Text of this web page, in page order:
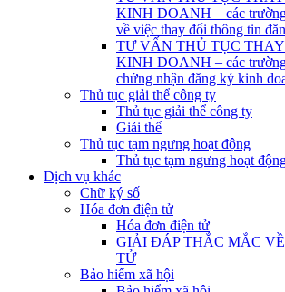
KINH DOANH – các trường
về việc thay đổi thông tin
TƯ VẤN THỦ TỤC
KINH DOANH – các
chứng nhận đăng ký kinh
Thủ tục giải thể công ty
Thủ tục giải thể công ty
Giải thể
Thủ tục tạm ngưng hoạt động
Thủ tục tạm ngưng hoạt
Dịch vụ khác
Chữ ký số
Hóa đơn điện tử
Hóa đơn điện tử
GIẢI ĐÁP THẮC MẮC
TỬ
Bảo hiểm xã hội